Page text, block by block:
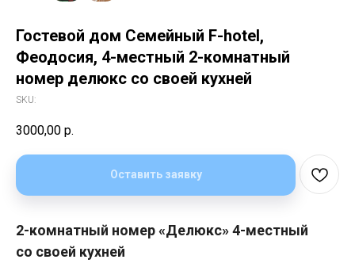
Гостевой дом Семейный F-hotel,
Феодосия, 4-местный 2-комнатный
номер делюкс со своей кухней
SKU:
3000,00 р.
Оставить заявку
2-комнатный номер «Делюкс» 4-местный
со своей кухней